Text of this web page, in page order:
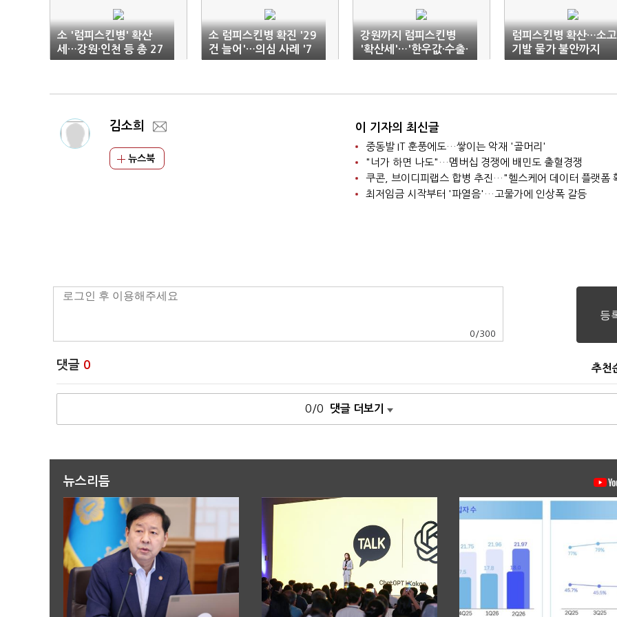
소 '럼피스킨병' 확산
세…강원·인천 등 총 27
건
소 럼피스킨병 확진 '29
건 늘어'…의심 사례 '7
건 검사 중'
강원까지 럼피스킨병
'확산세'…'한우값·수출·
행사' 불안감
럼피스킨병 확산…소고
기발 물가 불안까지
김소희
뉴스북
이 기자의 최신글
중동발 IT 훈풍에도…쌓이는 악재 '골머리'
"너가 하면 나도"…멤버십 경쟁에 배민도 출혈경쟁
쿠콘, 브이디피랩스 합병 추진…"헬스케어 데이터 플랫폼
최저임금 시작부터 '파열음'…고물가에 인상폭 갈등
0 /300
댓글 0 추천
0/0 댓글 더보기
뉴스리듬